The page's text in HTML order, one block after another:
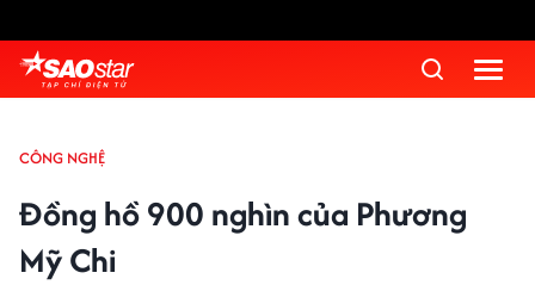
CÔNG NGHỆ
Đồng hồ 900 nghìn của Phương
Mỹ Chi